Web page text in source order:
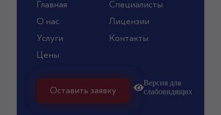
Главная
Специалисты
О нас
Лицензии
Услуги
Цены
Контакты
Оставить заявку
Версия для
слабовидящих